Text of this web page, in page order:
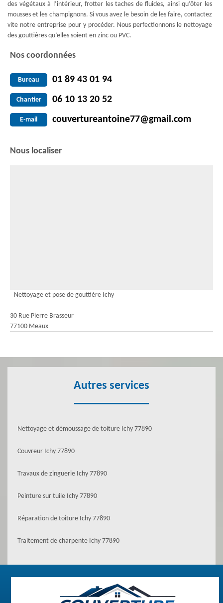
des végétaux à l’intérieur, frotter les taches de fluides, ainsi qu’ôter les
mousses et les champignons. Si vous avez le besoin de les faire, contactez
vite notre entreprise pour y procéder. Nous perfectionnons le nettoyage
des gouttières qu’elles soient en zinc ou PVC.
Nos coordonnées
Bureau 01 89 43 01 94
Chantier 06 10 13 20 52
E-mail couvertureantoine77@gmail.com
Nous localiser
Nettoyage et pose de gouttière Ichy
30 Rue Pierre Brasseur
77100 Meaux
Autres services
Nettoyage et démoussage de toiture Ichy 77890
Couvreur Ichy 77890
Travaux de zinguerie Ichy 77890
Peinture sur tuile Ichy 77890
Réparation de toiture Ichy 77890
Traitement de charpente Ichy 77890